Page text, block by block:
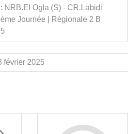
NRB.El Ogla (S) - CR.Labidi
Journée | Régionale 2 B
février 2025